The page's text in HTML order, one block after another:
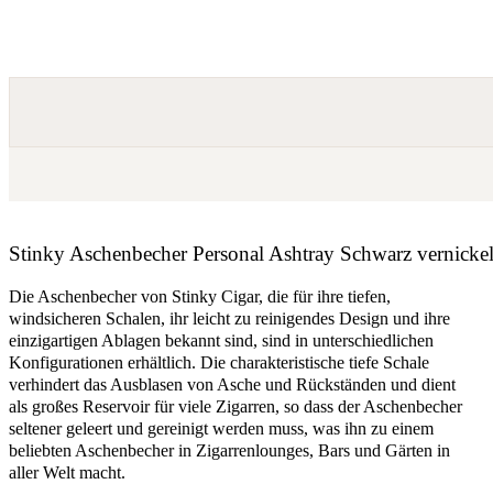
Stinky Aschenbecher Personal Ashtray Schwarz
Die Aschenbecher von Stinky Cigar, die für ihre tiefen,
windsicheren Schalen, ihr leicht zu reinigendes Design und ihre
einzigartigen Ablagen bekannt sind, sind in unterschiedlichen
Konfigurationen erhältlich. Die charakteristische tiefe Schale
verhindert das Ausblasen von Asche und Rückständen und dient
als großes Reservoir für viele Zigarren, so dass der Aschenbecher
seltener geleert und gereinigt werden muss, was ihn zu einem
beliebten Aschenbecher in Zigarrenlounges, Bars und Gärten in
aller Welt macht.